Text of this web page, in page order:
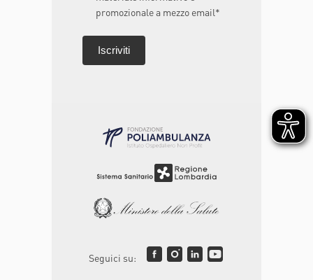
promozionale a mezzo email*
Seguici su: